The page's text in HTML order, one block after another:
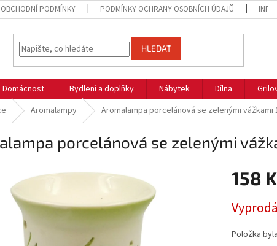
OBCHODNÍ PODMÍNKY PODMÍNKY OCHRANY OSOBNÍCH ÚDAJŮ
HLEDAT
Domácnost Bydlení a doplňky Nábytek Dílna
Aromalampy Aromalampa porcelánová se zelenými vážkami
porcelánová se zelenými
158
cena:
Položka